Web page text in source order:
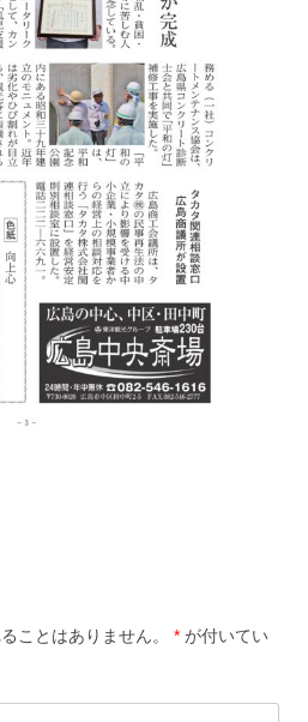
ことはありません。 * が付いてい